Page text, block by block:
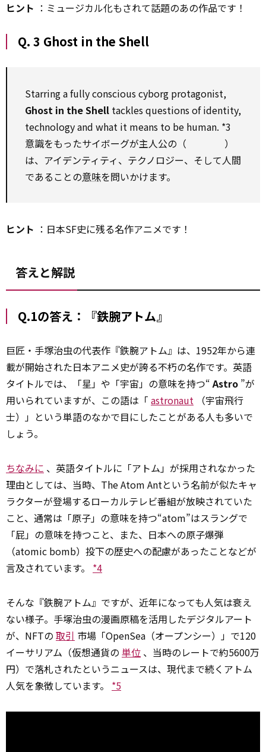
ヒント ：ミュージカル化もされて話題のあの作品です！
Q. 3 Ghost in the Shell
Starring a fully conscious cyborg protagonist,
Ghost in the Shell tackles questions of identity,
technology and what it means to be human. *3
意識をもったサイボーグが主人公の（ ）
は、アイデンティティ、テクノロジー、そして人間
であることの意味を問いかけます。
ヒント ：日本SF史に残る名作アニメです！
答えと解説
Q.1の答え：『鉄腕アトム』
巨匠・手塚治虫の代表作『鉄腕アトム』は、1952年から連
載が開始された日本アニメ史が誇る不朽の名作です。英語
タイトルでは、「星」や「宇宙」の意味を持つ“Astro ”が
用いられていますが、この語は「 astronaut （宇宙飛行
士）」という単語のなかで目にしたことがある人も多いで
しょう。
ちなみに 、英語タイトルに「アトム」が採用されなかった
理由としては、当時、The Atom Antという名前が似たキャ
ラクターが登場するローカルテレビ番組が放映されていた
こと、通常は「原子」の意味を持つ“atom”はスラングで
「屁」の意味を持つこと、また、日本への原子爆弾
（atomic bomb）投下の歴史への配慮があったことなどが
言及されています。 *4
そんな『鉄腕アトム』ですが、近年になっても人気は衰え
ない様子。手塚治虫の漫画原稿を活用したデジタルアート
が、NFTの 取引 市場「OpenSea（オープンシー）」で120
イーサリアム（仮想通貨の 単位 、当時のレートで約5600万
円）で落札されたというニュースは、現代まで続くアトム
人気を象徴しています。 *5